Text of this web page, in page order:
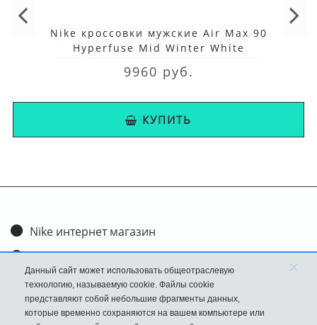
Nike кроссовки мужские Air Max 90
Hyperfuse Mid Winter White
9960 руб.
КУПИТЬ
Nike интернет магазин
Доставка и оплата
Обмен и возврат
Размеры
Данный сайт может использовать общеотраслевую
технологию, называемую cookie. Файлы cookie
представляют собой небольшие фрагменты данных,
которые временно сохраняются на вашем компьютере или
×